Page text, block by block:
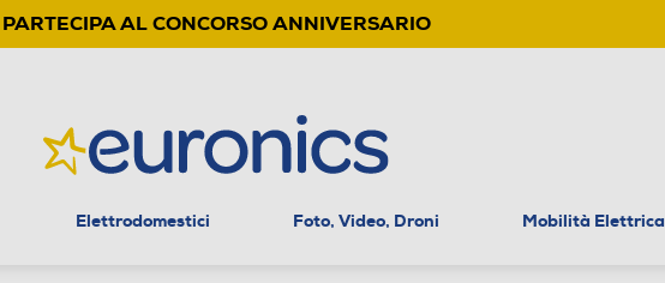
PARTECIPA AL CONCORSO ANNIVERSARIO
Elettrodomestici Foto, Video, Droni Mobilità Elettrica